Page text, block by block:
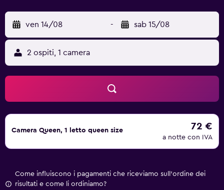
asciugacapelli. Le pulizie vengono eseguite tutti i giorni.
ven 14/08 - sab 15/08
2 ospiti, 1 camera
Camera Queen, 1 letto queen size 72 €
a notte con IVA
Come influiscono i pagamenti che riceviamo sull'ordine dei
risultati e come li ordiniamo?